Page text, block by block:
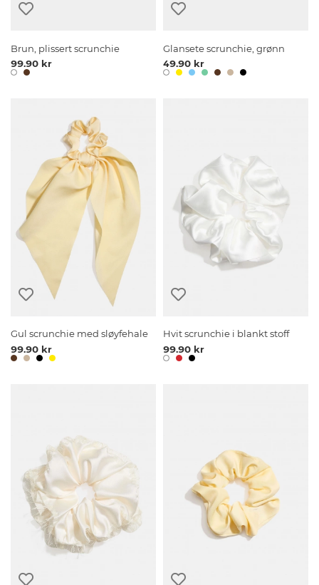
Brun, plissert scrunchie
99.90 kr
Glansete scrunchie, grønn
49.90 kr
Gul scrunchie med sløyfehale
99.90 kr
Hvit scrunchie i blankt stoff
99.90 kr